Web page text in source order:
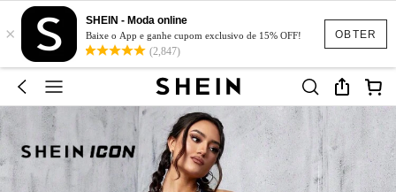
OBTER
×
SHEIN - Moda online
Baixe o App e ganhe cupom exclusivo de 15% OFF!
(2,847)